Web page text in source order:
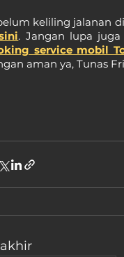
keliling jalanan
service mobil
aman ya, Tunas